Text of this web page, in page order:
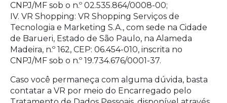
CNPJ/MF sob o n.º 02.535.864/0008-00;
IV. VR Shopping: VR Shopping Serviços de
Tecnologia e Marketing S.A., com sede na Cidade
de Barueri, Estado de São Paulo, na Alameda
Madeira, n.º 162, CEP: 06.454-010, inscrita no
CNPJ/MF sob o n.º 19.734.676/0001-37.
Caso você permaneça com alguma dúvida, basta
contatar a VR por meio do Encarregado pelo